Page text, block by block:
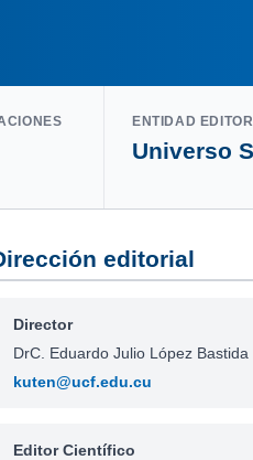
ENTIDAD
Universo
editorial
Director
DrC. Eduardo Julio López Bastida
kuten@ucf.edu.cu
Editor Científico